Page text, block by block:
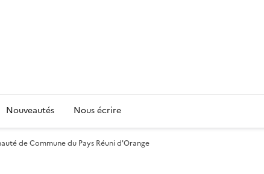
Nouveautés Nous écrire
de Commune du Pays Réuni d'Orange